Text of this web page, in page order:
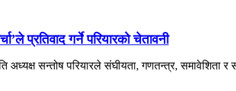
प्रतिवाद गर्ने परियारको चेतावनी
अध्यक्ष सन्तोष परियारले संघीयता, गणतन्त्र, समावेशिता